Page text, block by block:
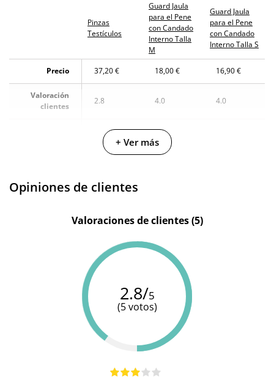
El lunes 10 de agosto (fecha estimada)
Pinzas
Testículos
Guard Jaula
para el Pene
con Candado
Interno Talla
M
Guard Jaula
para el Pene
con Candado
Interno Talla S
Precio 37,20 € 18,00 € 16,90 €
Valoración
clientes
2.8 4.0 4.0
Kiotos Domlock
Metálico Negro
Materiales Metal
+ Ver más
Opiniones de clientes
Valoraciones de clientes (5)
2.8/5
(5 votos)